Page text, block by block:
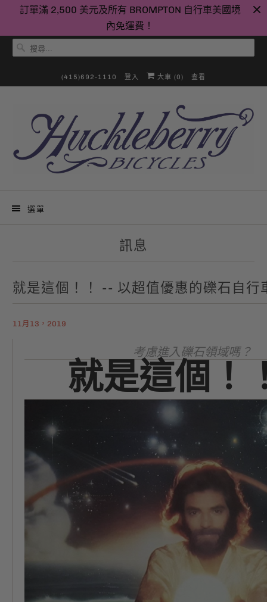
訂單滿 2,500 美元及所有 BROMPTON 自行車美國境
內免運費！
(415)692-1110 登入 大車 (0) 查看
選單
訊息
就是這個！！ -- 以超值優惠的礫石自行
11月13，2019
考慮進入礫石領域嗎？
就是這個！